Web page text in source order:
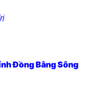
Đồng Bằng Sông